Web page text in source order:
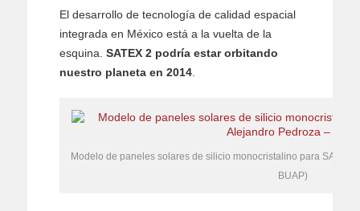
El desarrollo de tecnología de calidad espacial
integrada en México está a la vuelta de la
esquina. SATEX 2 podría estar orbitando
nuestro planeta en 2014
Modelo de paneles solares de silicio monocristalino para SATEX
BUAP)